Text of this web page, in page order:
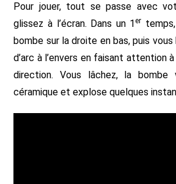
Pour jouer, tout se passe avec
glissez à l’écran. Dans un 1er
bombe sur la droite en bas, puis
d’arc à l’envers en faisant attention
direction. Vous lâchez, la
céramique et explose quelques